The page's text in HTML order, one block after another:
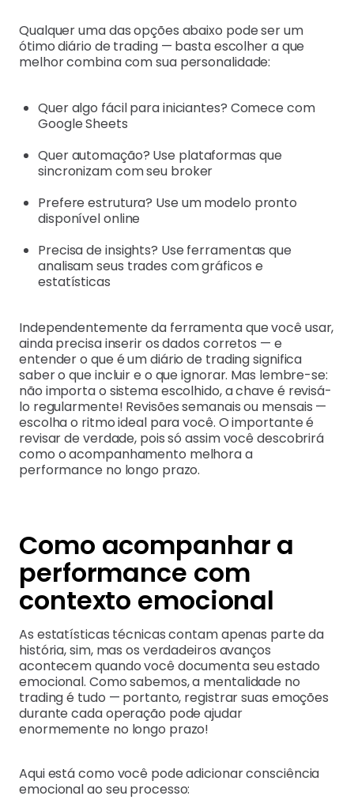
Qualquer uma das opções abaixo pode ser um
ótimo diário de trading — basta escolher a que
melhor combina com sua personalidade:
Quer algo fácil para iniciantes? Comece com
Google Sheets
Quer automação? Use plataformas que
sincronizam com seu broker
Prefere estrutura? Use um modelo pronto
disponível online
Precisa de insights? Use ferramentas que
analisam seus trades com gráficos e
estatísticas
Independentemente da ferramenta que você usar,
ainda precisa inserir os dados corretos — e
entender o que é um diário de trading significa
saber o que incluir e o que ignorar. Mas lembre-se:
não importa o sistema escolhido, a chave é revisá-
lo regularmente! Revisões semanais ou mensais —
escolha o ritmo ideal para você. O importante é
revisar de verdade, pois só assim você descobrirá
como o acompanhamento melhora a
performance no longo prazo.
Como acompanhar a
performance com
contexto emocional
As estatísticas técnicas contam apenas parte da
história, sim, mas os verdadeiros avanços
acontecem quando você documenta seu estado
emocional. Como sabemos, a mentalidade no
trading é tudo — portanto, registrar suas emoções
durante cada operação pode ajudar
enormemente no longo prazo!
Aqui está como você pode adicionar consciência
emocional ao seu processo: